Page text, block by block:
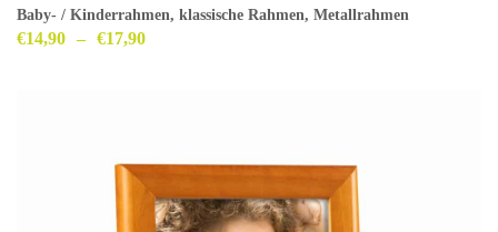
Baby- / Kinderrahmen, klassische Rahmen, Metallrahmen
€14,90 – €17,90